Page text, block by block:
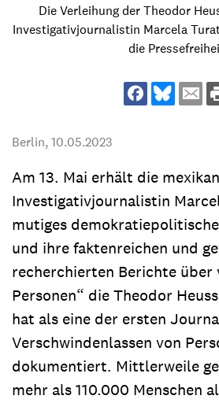
Die Verleihung der Theodor
Investigativjournalistin Marcela
die
Berlin,10.05.2023
Am 13. Mai erhält die
Investigativjournalistin
mutiges
und ihre faktenreichen und
recherchierten Berichte über
Personen“ die Theodor
hat als eine der ersten
Verschwindenlassen von
dokumentiert. Mittlerweile
mehr als 110.000 Menschen